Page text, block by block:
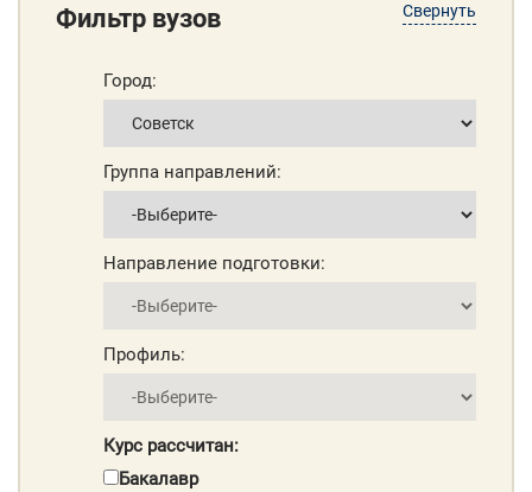
Свернуть
Фильтр вузов
Город:
Группа направлений:
Направление подготовки:
Профиль:
Курс рассчитан:
Бакалавр